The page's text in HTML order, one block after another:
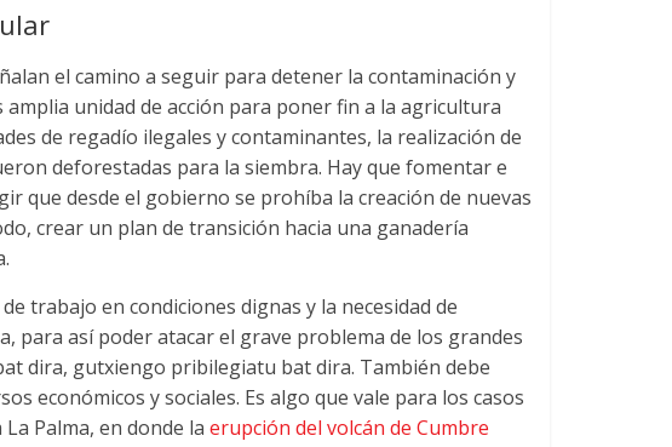
el camino a seguir para detener la contaminación y
amplia unidad de acción para poner fin a la agricultura
de regadío ilegales y contaminantes, la realización de
deforestadas para la siembra. Hay que fomentar e
que desde el gobierno se prohíba la creación de nuevas
, crear un plan de transición hacia una ganadería
.
trabajo en condiciones dignas y la necesidad de
, para así poder atacar el grave problema de los grandes
dira, gutxiengo pribilegiatu bat dira. También debe
económicos y sociales. Es algo que vale para los casos
Palma, en donde la erupción del volcán de Cumbre